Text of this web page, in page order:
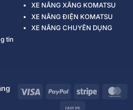
tin
XE NÂNG XĂNG KOMATSU
XE NÂNG ĐIỆN KOMATSU
XE NÂNG CHUYÊN DỤNG
Visa PayPal Stripe